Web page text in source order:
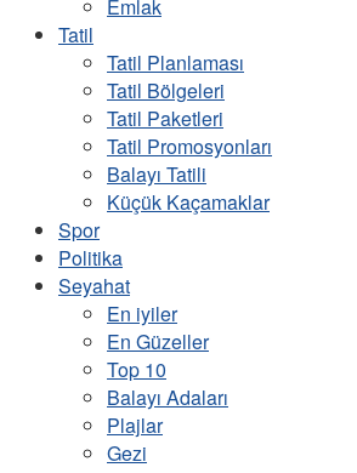
Emlak
Tatil
Tatil Planlaması
Tatil Bölgeleri
Tatil Paketleri
Tatil Promosyonları
Balayı Tatili
Küçük Kaçamaklar
Spor
Politika
Seyahat
En iyiler
En Güzeller
Top 10
Balayı Adaları
Plajlar
Gezi